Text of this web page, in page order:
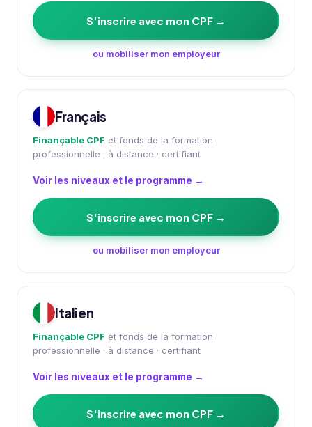
S'inscrire avec mon CPF →
ou mobiliser mon employeur
Français
Finançable CPF et fonds de la formation
professionnelle · à distance · certifiant
Voir les niveaux et le programme →
S'inscrire avec mon CPF →
ou mobiliser mon employeur
Italien
Finançable CPF et fonds de la formation
professionnelle · à distance · certifiant
Voir les niveaux et le programme →
S'inscrire avec mon CPF →